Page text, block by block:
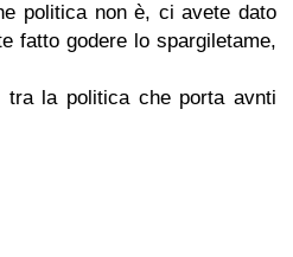
politica non è, ci avete dato
fatto godere lo spargiletame,
tra la politica che porta avnti